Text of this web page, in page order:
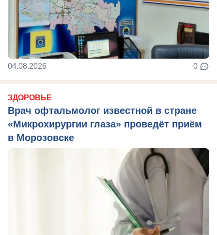
04.08.2026 0
ЗДОРОВЬЕ
Врач офтальмолог известной в стране
«Микрохирургии глаза» проведёт приём
в Морозовске